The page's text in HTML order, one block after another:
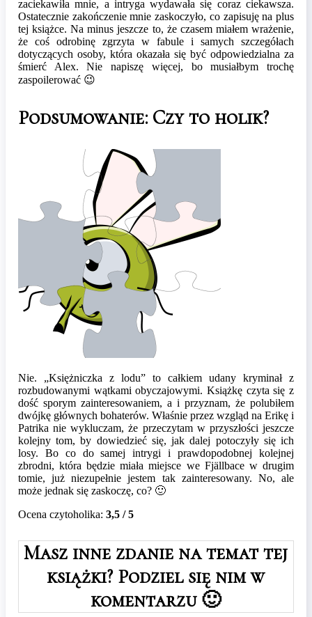
zaciekawiła mnie, a intryga wydawała się coraz ciekawsza.
Ostatecznie zakończenie mnie zaskoczyło, co zapisuję na plus
tej książce. Na minus jeszcze to, że czasem miałem wrażenie,
że coś odrobinę zgrzyta w fabule i samych szczegółach
dotyczących osoby, która okazała się być odpowiedzialna za
śmierć Alex. Nie napiszę więcej, bo musiałbym trochę
zaspoilerować 😉
Podsumowanie: Czy to holik?
Nie. „Księżniczka z lodu” to całkiem udany kryminał z
rozbudowanymi wątkami obyczajowymi. Książkę czyta się z
dość sporym zainteresowaniem, a i przyznam, że polubiłem
dwójkę głównych bohaterów. Właśnie przez wzgląd na Erikę i
Patrika nie wykluczam, że przeczytam w przyszłości jeszcze
kolejny tom, by dowiedzieć się, jak dalej potoczyły się ich
losy. Bo co do samej intrygi i prawdopodobnej kolejnej
zbrodni, która będzie miała miejsce we Fjällbace w drugim
tomie, już niezupełnie jestem tak zainteresowany. No, ale
może jednak się zaskoczę, co? 🙂
Ocena czytoholika: 3,5 / 5
Masz inne zdanie na temat tej
książki? Podziel się nim w
komentarzu 🙂